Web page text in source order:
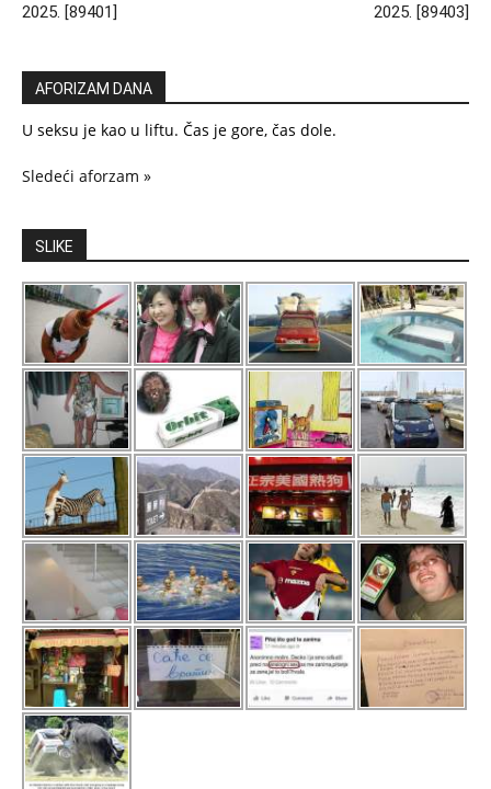
2025. [89401]
2025. [89403]
AFORIZAM DANA
U seksu je kao u liftu. Čas je gore, čas dole.
Sledeći aforzam »
SLIKE